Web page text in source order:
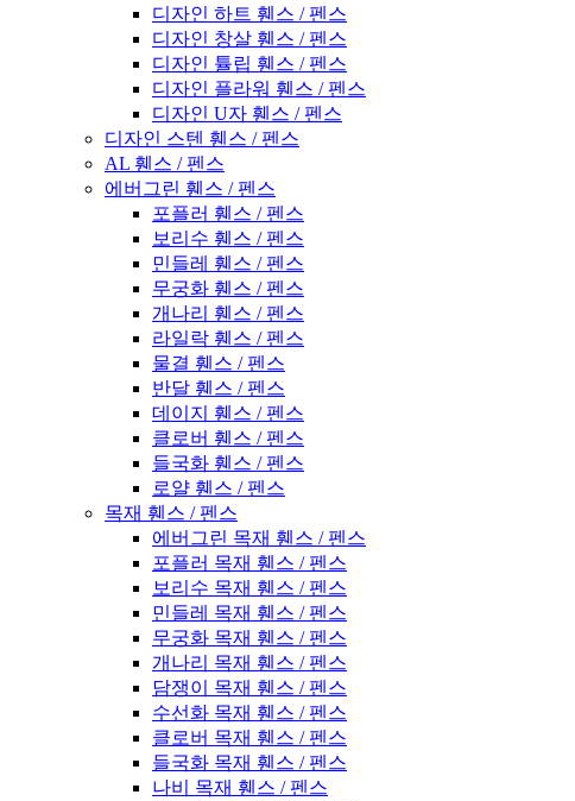
디자인 하트 휀스 / 펜스
디자인 창살 휀스 / 펜스
디자인 튤립 휀스 / 펜스
디자인 플라워 휀스 / 펜스
디자인 U자 휀스 / 펜스
디자인 스텐 휀스 / 펜스
AL 휀스 / 펜스
에버그린 휀스 / 펜스
포플러 휀스 / 펜스
보리수 휀스 / 펜스
민들레 휀스 / 펜스
무궁화 휀스 / 펜스
개나리 휀스 / 펜스
라일락 휀스 / 펜스
물결 휀스 / 펜스
반달 휀스 / 펜스
데이지 휀스 / 펜스
클로버 휀스 / 펜스
들국화 휀스 / 펜스
로얄 휀스 / 펜스
목재 휀스 / 펜스
에버그린 목재 휀스 / 펜스
포플러 목재 휀스 / 펜스
보리수 목재 휀스 / 펜스
민들레 목재 휀스 / 펜스
무궁화 목재 휀스 / 펜스
개나리 목재 휀스 / 펜스
담쟁이 목재 휀스 / 펜스
수선화 목재 휀스 / 펜스
클로버 목재 휀스 / 펜스
들국화 목재 휀스 / 펜스
나비 목재 휀스 / 펜스